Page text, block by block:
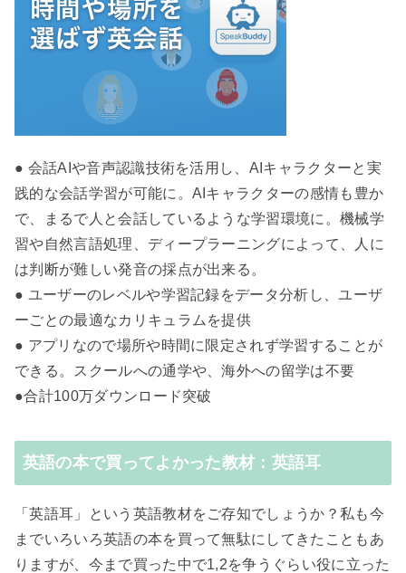
● 会話AIや音声認識技術を活用し、AIキャラクターと実
践的な会話学習が可能に。AIキャラクターの感情も豊か
で、まるで人と会話しているような学習環境に。機械学
習や自然言語処理、ディープラーニングによって、人に
は判断が難しい発音の採点が出来る。
● ユーザーのレベルや学習記録をデータ分析し、ユーザ
ーごとの最適なカリキュラムを提供
● アプリなので場所や時間に限定されず学習することが
できる。スクールへの通学や、海外への留学は不要
●合計100万ダウンロード突破
英語の本で買ってよかった教材：英語耳
「英語耳」という英語教材をご存知でしょうか？私も今
までいろいろ英語の本を買って無駄にしてきたこともあ
りますが、今まで買った中で1,2を争うぐらい役に立った